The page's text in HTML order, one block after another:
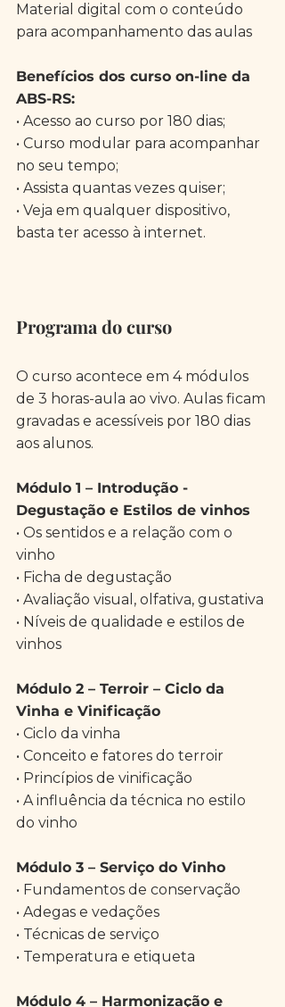
Material digital com o conteúdo
para acompanhamento das aulas
Benefícios dos curso on-line da
ABS-RS:
• Acesso ao curso por 180 dias;
• Curso modular para acompanhar
no seu tempo;
• Assista quantas vezes quiser;
• Veja em qualquer dispositivo,
basta ter acesso à internet.
Programa do curso
O curso acontece em 4 módulos
de 3 horas-aula ao vivo. Aulas ficam
gravadas e acessíveis por 180 dias
aos alunos.
Módulo 1 – Introdução -
Degustação e Estilos de vinhos
• Os sentidos e a relação com o
vinho
• Ficha de degustação
• Avaliação visual, olfativa, gustativa
• Níveis de qualidade e estilos de
vinhos
Módulo 2 – Terroir – Ciclo da
Vinha e Vinificação
• Ciclo da vinha
• Conceito e fatores do terroir
• Princípios de vinificação
• A influência da técnica no estilo
do vinho
Módulo 3 – Serviço do Vinho
• Fundamentos de conservação
• Adegas e vedações
• Técnicas de serviço
• Temperatura e etiqueta
Módulo 4 – Harmonização e